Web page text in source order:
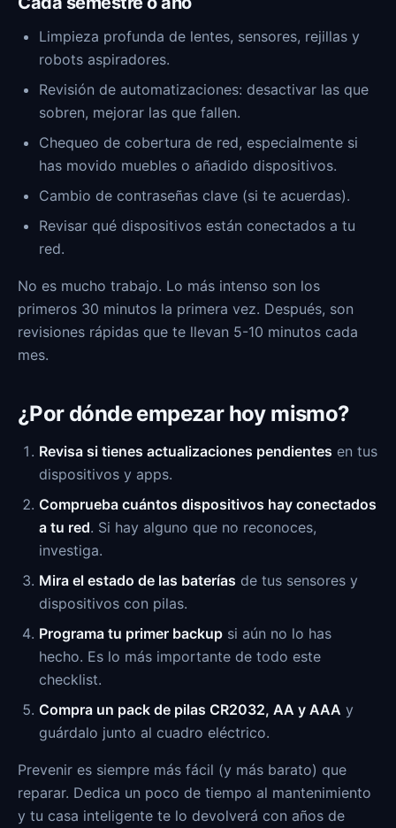
Limpieza profunda de lentes, sensores, rejillas y
robots aspiradores.
Revisión de automatizaciones: desactivar las que
sobren, mejorar las que fallen.
Chequeo de cobertura de red, especialmente si
has movido muebles o añadido dispositivos.
Cambio de contraseñas clave (si te acuerdas).
Revisar qué dispositivos están conectados a tu
red.
No es mucho trabajo. Lo más intenso son los
primeros 30 minutos la primera vez. Después, son
revisiones rápidas que te llevan 5-10 minutos cada
mes.
¿Por dónde empezar hoy mismo?
Revisa si tienes actualizaciones pendientes en tus
dispositivos y apps.
Comprueba cuántos dispositivos hay conectados
a tu red. Si hay alguno que no reconoces,
investiga.
Mira el estado de las baterías de tus sensores y
dispositivos con pilas.
Programa tu primer backup si aún no lo has
hecho. Es lo más importante de todo este
checklist.
Compra un pack de pilas CR2032, AA y AAA y
guárdalo junto al cuadro eléctrico.
Prevenir es siempre más fácil (y más barato) que
reparar. Dedica un poco de tiempo al mantenimiento
y tu casa inteligente te lo devolverá con años de